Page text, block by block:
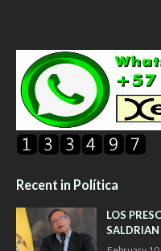
Recent in Política
LOS
SALDRIAN